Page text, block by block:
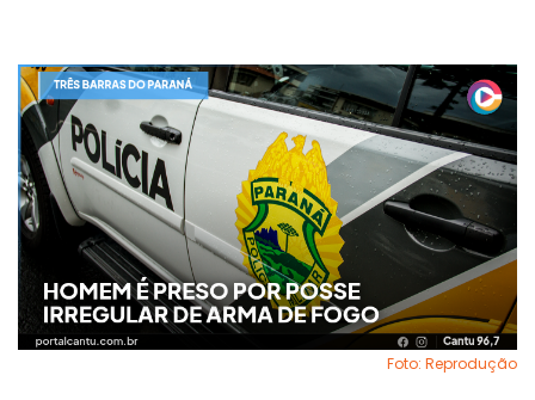
Foto: Reprodução